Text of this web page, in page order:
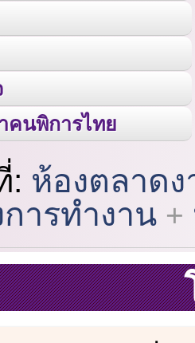
นพิการไทย
: ห้องตลาด
ารทำงาน